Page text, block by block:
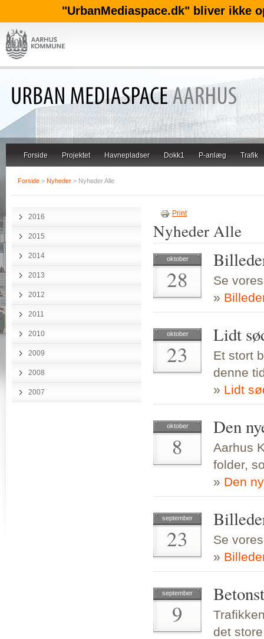
"UrbanMediaspace.dk" bliver ikke
Forside Projektet Havnepladser Dokk1 P-anlæg Trafik
Forside > Nyheder > Nyheder Alle
Print
Nyheder Alle
oktober
28
Se
»
oktober
23
Lidt
Et stort
denne
» Lidt
oktober
8
Den
Aarhus
folder,
» Den
september
23
Se
»
september
9
det
2016
2015
2014
2013
2012
2011
2010
2009
2008
2007